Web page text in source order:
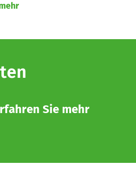
Sie mehr